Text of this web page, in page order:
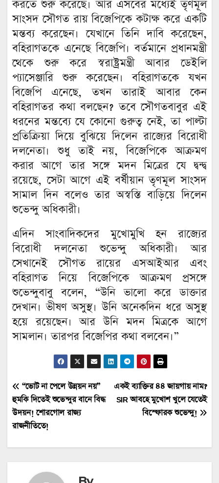
করতে শুরু করেছে। আর এসবের মধ্যেই তৃণমূল
সাংসদ সৌগত রায় বিজেপিকে কটাক্ষ করে একটি
মন্তব্য করেছেন। যেখানে তিনি দাবি করেছেন,
বহিরাগতকে এনেছে বিজেপি। বর্তমানে প্রধানমন্ত্রী
থেকে শুরু করে স্বরাষ্ট্রমন্ত্রী আবার ডেইলি
প্যাসেঞ্জারি শুরু করেছেন। বহিরাগতকে যখন
বিজেপি এনেছে, তখন তারাই আবার কেন
বহিরাগতর কথা বলছেন? তবে সৌগতবাবুর এই
ধরনের মন্তব্যে যে কোনো গুরুত্ব নেই, তা পাল্টা
প্রতিক্রিয়া দিয়ে বুঝিয়ে দিলেন রাজ্যের বিরোধী
দলনেতা। শুধু তাই নয়, বিজেপিকে আক্রমণ
করার আগে তার সঙ্গে মদন মিত্রের যে দ্বন্দ্ব
রয়েছে, সেটা আগে এই বর্ষীয়ান তৃণমূল সাংসদ
সামাল দিন বলেও তার অস্বস্তি বাড়িয়ে দিলেন
শুভেন্দু অধিকারী।
এদিন সাংবাদিকদের মুখোমুখি হন রাজ্যের
বিরোধী দলনেতা শুভেন্দু অধিকারী। আর
সেখানেই সৌগত রায়ের এসআইআর এবং
বহিরাগত নিয়ে বিজেপিকে আক্রমণ প্রসঙ্গে
শুভেন্দুবাবু বলেন, “উনি ভালো করে ডাক্তার
দেখান। ভীষণ অসুস্থ। উনি অনেকদিন ধরে অসুস্থ
হয়ে রয়েছেন। আর উনি মদন মিত্রকে আগে
সামলান। তারপর বিজেপির কথা বলবেন।”
Post
navigation
একই ব্যাক্তির ৪৪ জায়গায় নাম?
SIR আবহে মুখোশ খুলে যেতেই
বিস্ফোরক শুভেন্দু!
“ভোট না পেলে উন্নয়ন নয়”
হুমকি দিতেই শুভেন্দুর বানে বিদ্ধ
উদয়ন! শোরগোল রাজ্য
রাজনীতিতে!